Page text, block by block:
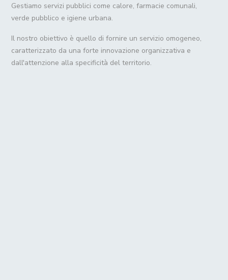
Gestiamo servizi pubblici come calore, farmacie comunali,
verde pubblico e igiene urbana.
Il nostro obiettivo è quello di fornire un servizio omogeneo,
caratterizzato da una forte innovazione organizzativa e
dall'attenzione alla specificità del territorio.